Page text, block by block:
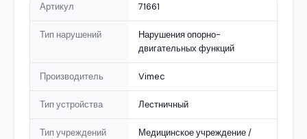
Артикул 71661
Тип нарушений
Нарушения опорно-
двигательных функций
Производитель Vimec
Тип устройства Лестничный
Тип учреждений
Медицинское учреждение /